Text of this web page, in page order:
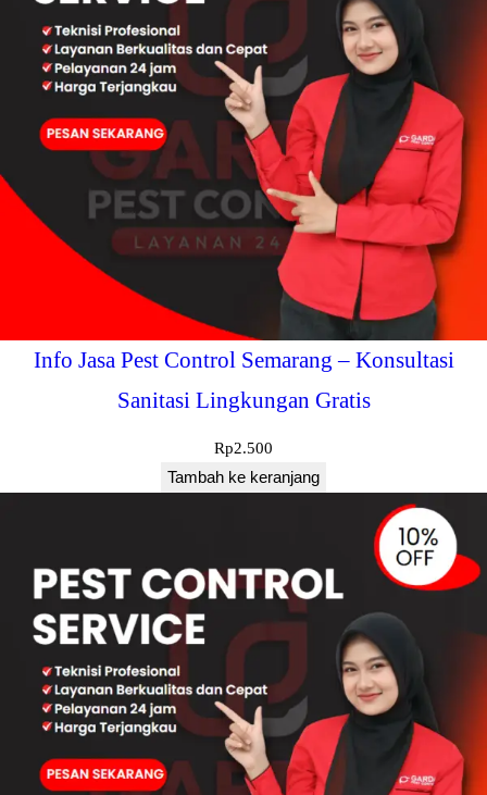
Info Jasa Pest Control Semarang – Konsultasi
Sanitasi Lingkungan Gratis
Rp2.500
Tambah ke keranjang